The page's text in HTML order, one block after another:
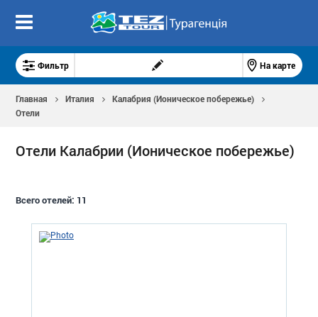
Фильтр На карте
Главная Италия
Калабрия (Ионическое побережье)
Отели
Отели Калабрии (Ионическое побережье)
Всего отелей: 11